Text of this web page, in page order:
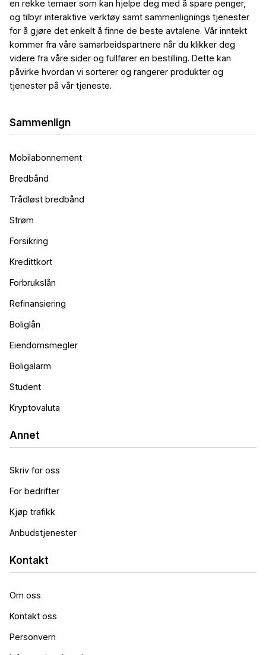
en rekke temaer som kan hjelpe deg med å spare penger,
og tilbyr interaktive verktøy samt sammenlignings tjenester
for å gjøre det enkelt å finne de beste avtalene. Vår inntekt
kommer fra våre samarbeidspartnere når du klikker deg
videre fra våre sider og fullfører en bestilling. Dette kan
påvirke hvordan vi sorterer og rangerer produkter og
tjenester på vår tjeneste.
Sammenlign
Mobilabonnement
Bredbånd
Trådløst bredbånd
Strøm
Forsikring
Kredittkort
Forbrukslån
Refinansiering
Boliglån
Eiendomsmegler
Boligalarm
Student
Kryptovaluta
Annet
Skriv for oss
For bedrifter
Kjøp trafikk
Anbudstjenester
Kontakt
Om oss
Kontakt oss
Personvern